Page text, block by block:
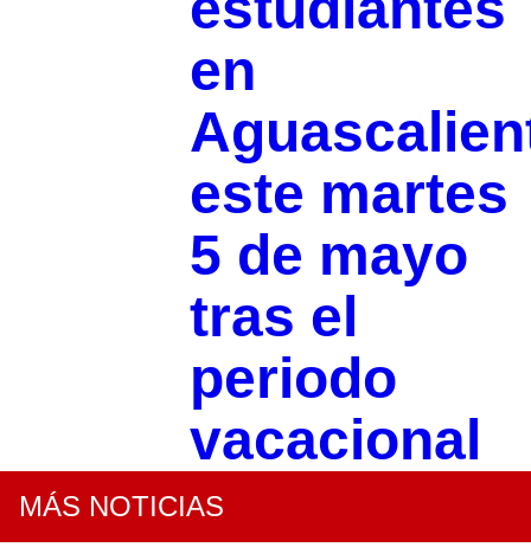
en
este martes
5 de mayo
tras el
periodo
vacacional
MÁS NOTICIAS